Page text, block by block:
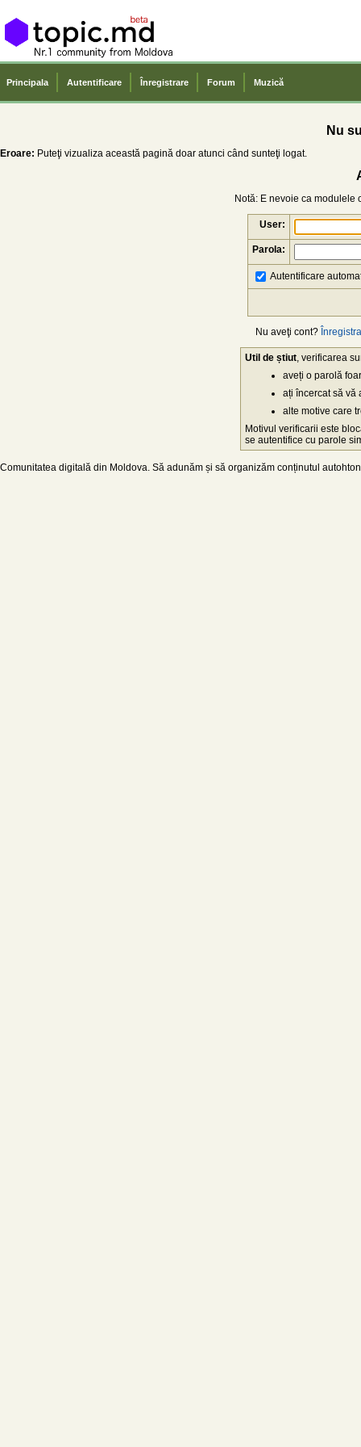
Principala Autentificare Înregistrare Forum Muzică
Nu
Eroare: Puteţi vizualiza această pagină doar atunci când sunteţi logat.
Notă: E nevoie ca modulele
User:
Parola:
Autentificare
Nu aveţi cont?
Util de știut , verificarea
aveți o parolă
ați încercat să vă
alte motive care
Motivul verificarii este
se autentifice cu parole
Comunitatea digitală din Moldova. Să adunăm și să organizăm conținutul